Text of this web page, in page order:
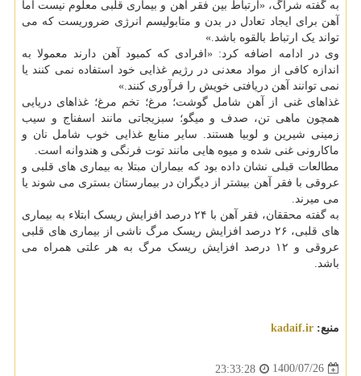
به گفته شراگ، «ارتباط بین فقر آهن و بیماری قلبی معلوم نیست اما
آهن برای ایجاد تعادل در بدن و متابولیسم انرژی ضروریست که می
تواند یک ارتباط بالقوه باشد.»
وی در ادامه اضافه کرد: «افرادی که کمبود آهن دارند معمولا به
اندازه کافی از مواد معدنی در رژیم غذایی خود استفاده نمی کنند یا
نمی توانند آهن دریافتی خویش را فرآوری کنند.»
غذاهای غنی از آهن شامل گوشت؛ مرغ؛ تخم مرغ؛ غذاهای دریایی
همچون ماهی تن، صدف و میگو؛ سبزیجاتی مانند اسفناج و سیب
زمینی شیرین و لوبیا هستند. سایر منابع غذایی خوب شامل نان و
ماکارونی غنی شده و میوه هایی مانند توت فرنگی و هندوانه است.
مطالعات قبلی نشان داده بود که بیماران مبتلا به بیماری های قلبی و
عروقی با فقر آهن بیشتر از دیگران در بیمارستان بستری می شوند یا
می میرند.
به گفته محققان، فقر آهن با ۲۴ درصد افزایش ریسک ابتلاء به بیماری
های قلبی، ۲۶ درصد افزایش ریسک مرگ ناشی از بیماری های قلبی
عروقی و ۱۲ درصد افزایش ریسک مرگ به هر علتی همراه می
باشد.
منبع: kadaif.ir
1400/07/26
23:33:28